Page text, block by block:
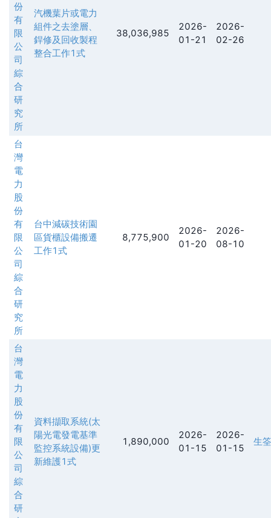
份
有
限
公
司
綜
合
研
究
所
汽機葉片或電力
組件之去塗層、
銲修及回收製程
整合工作1式
38,036,985
2026-
01-21
2026-
02-26
台
灣
電
力
股
份
有
限
公
司
綜
合
研
究
所
台中減碳技術園
區貨櫃設備搬遷
工作1式
8,775,900
2026-
01-20
2026-
08-10
台
灣
電
力
股
份
有
限
公
司
綜
合
研
資料擷取系統(太
陽光電發電基準
監控系統設備)更
新維護1式
1,890,000
2026-
01-15
2026-
01-15
生